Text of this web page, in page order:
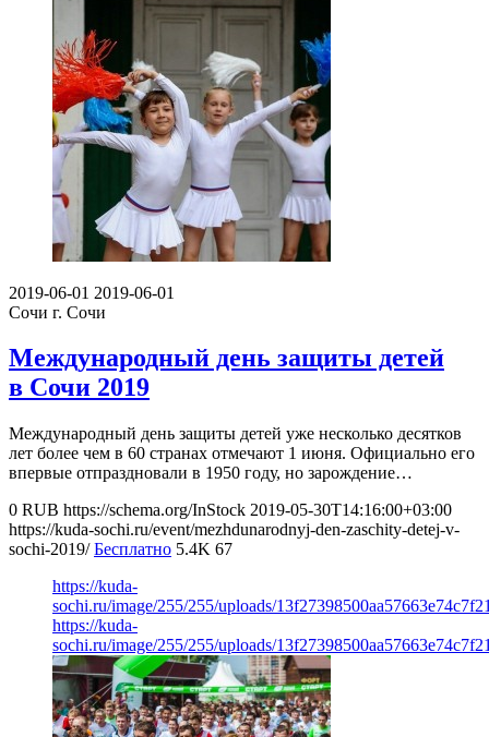
2019-06-01 2019-06-01
Сочи г. Сочи
Международный день защиты детей
в Сочи 2019
Международный день защиты детей уже несколько десятков
лет более чем в 60 странах отмечают 1 июня. Официально его
впервые отпраздновали в 1950 году, но зарождение…
0 RUB https://schema.org/InStock 2019-05-30T14:16:00+03:00
https://kuda-sochi.ru/event/mezhdunarodnyj-den-zaschity-detej-v-
sochi-2019/ Бесплатно 5.4K 67
https://kuda-
sochi.ru/image/255/255/uploads/
https://kuda-
sochi.ru/image/255/255/uploads/